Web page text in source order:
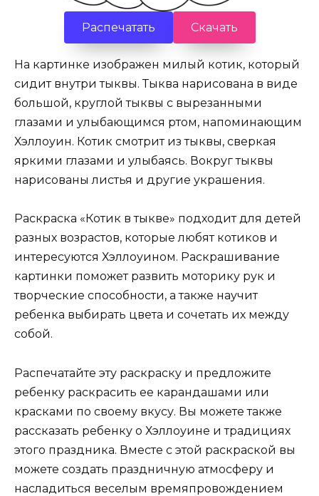
Распечатать Скачать
На картинке изображен милый котик, который
сидит внутри тыквы. Тыква нарисована в виде
большой, круглой тыквы с вырезанными
глазами и улыбающимся ртом, напоминающим
Хэллоуин. Котик смотрит из тыквы, сверкая
яркими глазами и улыбаясь. Вокруг тыквы
нарисованы листья и другие украшения.
Раскраска «Котик в тыкве» подходит для детей
разных возрастов, которые любят котиков и
интересуются Хэллоуином. Раскрашивание
картинки поможет развить моторику рук и
творческие способности, а также научит
ребенка выбирать цвета и сочетать их между
собой.
Распечатайте эту раскраску и предложите
ребенку раскрасить ее карандашами или
красками по своему вкусу. Вы можете также
рассказать ребенку о Хэллоуине и традициях
этого праздника. Вместе с этой раскраской вы
можете создать праздничную атмосферу и
насладиться веселым времяпровождением